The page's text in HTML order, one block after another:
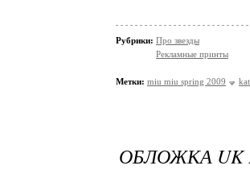
Рубрики: Про звезды
Рекламные принты
Метки: miu miu spring 2009
ОБЛОЖКА UK